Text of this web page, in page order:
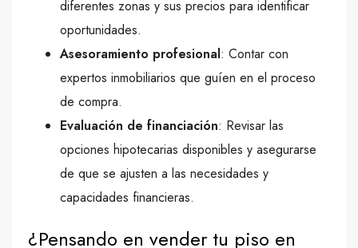
diferentes zonas y sus precios para identificar
oportunidades.
Asesoramiento profesional: Contar con
expertos inmobiliarios que guíen en el proceso
de compra.
Evaluación de financiación: Revisar las
opciones hipotecarias disponibles y asegurarse
de que se ajusten a las necesidades y
capacidades financieras.
¿Pensando en vender tu piso en